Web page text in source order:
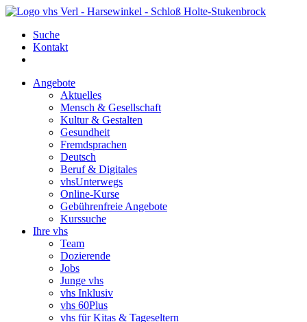
Suche
Kontakt
Angebote
Aktuelles
Mensch & Gesellschaft
Kultur & Gestalten
Gesundheit
Fremdsprachen
Deutsch
Beruf & Digitales
vhsUnterwegs
Online-Kurse
Gebührenfreie Angebote
Kurssuche
Ihre vhs
Team
Dozierende
Jobs
Junge vhs
vhs Inklusiv
vhs 60Plus
vhs für Kitas & Tageseltern